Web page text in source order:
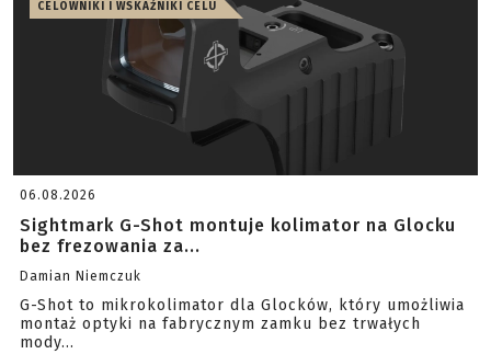
CELOWNIKI I WSKAŹNIKI CELU
06.08.2026
Sightmark G-Shot montuje kolimator na Glocku
bez frezowania za...
Damian Niemczuk
G-Shot to mikrokolimator dla Glocków, który umożliwia
montaż optyki na fabrycznym zamku bez trwałych
mody...